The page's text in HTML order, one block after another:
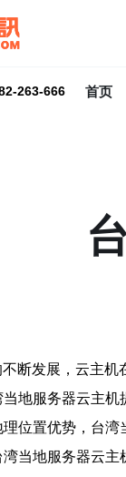
263-666 首页
断发展，云主
地服务器云主机
位置优势，台湾
当地服务器云主